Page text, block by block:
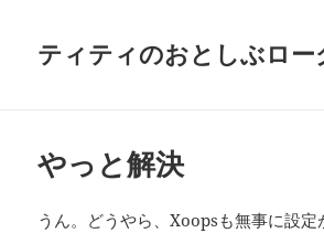
ティティのおとしぶロー
やっと解決
うん。どうやら、Xoopsも無事に設定